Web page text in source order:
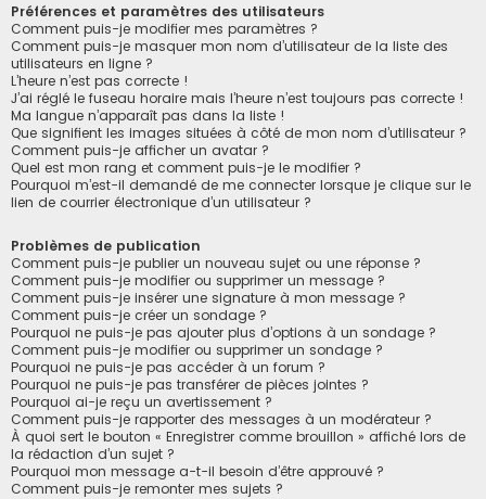
Préférences et paramètres des utilisateurs
Comment puis-je modifier mes paramètres ?
Comment puis-je masquer mon nom d’utilisateur de la liste des
utilisateurs en ligne ?
L’heure n’est pas correcte !
J’ai réglé le fuseau horaire mais l’heure n’est toujours pas correcte !
Ma langue n’apparaît pas dans la liste !
Que signifient les images situées à côté de mon nom d’utilisateur ?
Comment puis-je afficher un avatar ?
Quel est mon rang et comment puis-je le modifier ?
Pourquoi m’est-il demandé de me connecter lorsque je clique sur le
lien de courrier électronique d’un utilisateur ?
Problèmes de publication
Comment puis-je publier un nouveau sujet ou une réponse ?
Comment puis-je modifier ou supprimer un message ?
Comment puis-je insérer une signature à mon message ?
Comment puis-je créer un sondage ?
Pourquoi ne puis-je pas ajouter plus d’options à un sondage ?
Comment puis-je modifier ou supprimer un sondage ?
Pourquoi ne puis-je pas accéder à un forum ?
Pourquoi ne puis-je pas transférer de pièces jointes ?
Pourquoi ai-je reçu un avertissement ?
Comment puis-je rapporter des messages à un modérateur ?
À quoi sert le bouton « Enregistrer comme brouillon » affiché lors de
la rédaction d’un sujet ?
Pourquoi mon message a-t-il besoin d’être approuvé ?
Comment puis-je remonter mes sujets ?